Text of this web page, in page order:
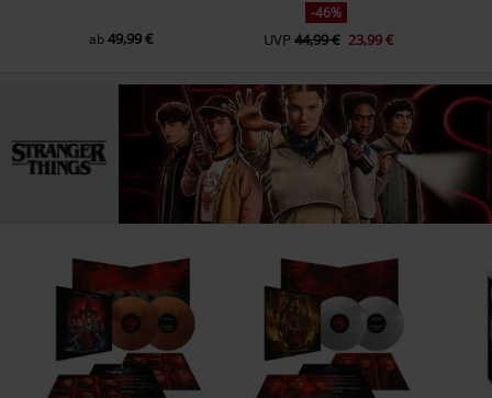
ab49,99 €
-46%
UVP 44,99 € 23,99 €